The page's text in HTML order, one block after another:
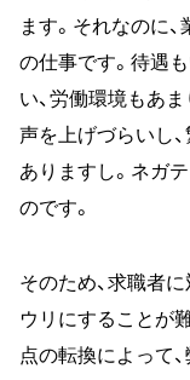
ます。それなのに
の仕事です。待遇
い、労働環境もあ
声を上げづらいし
ありますし。ネガ
のです。
そのため、求職者
ウリにすることが
点の転換によって